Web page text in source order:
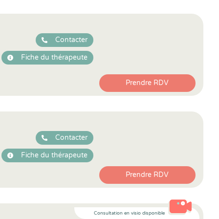
Contacter
Fiche du thérapeute
Prendre RDV
Contacter
Fiche du thérapeute
Prendre RDV
Consultation en visio disponible